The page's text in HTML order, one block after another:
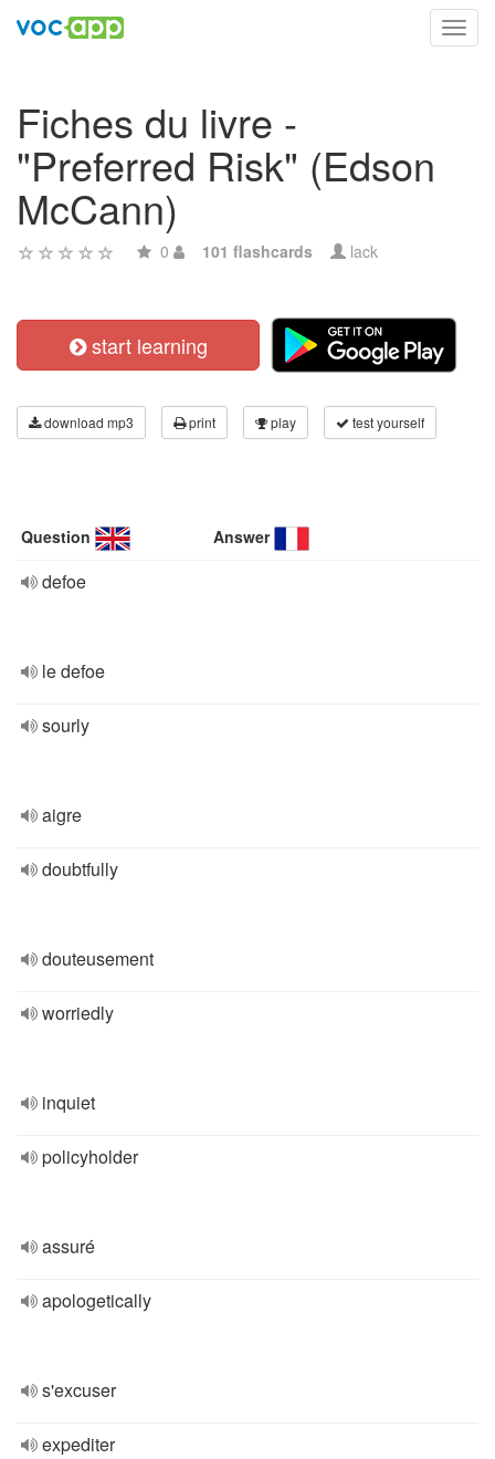
Fiches du livre -
"Preferred Risk" (Edson
McCann)
0 101 flashcards lack
start learning
download mp3 print play test yourself
Question Answer
defoe
le defoe
sourly
aigre
doubtfully
douteusement
worriedly
inquiet
policyholder
assuré
apologetically
s'excuser
expediter